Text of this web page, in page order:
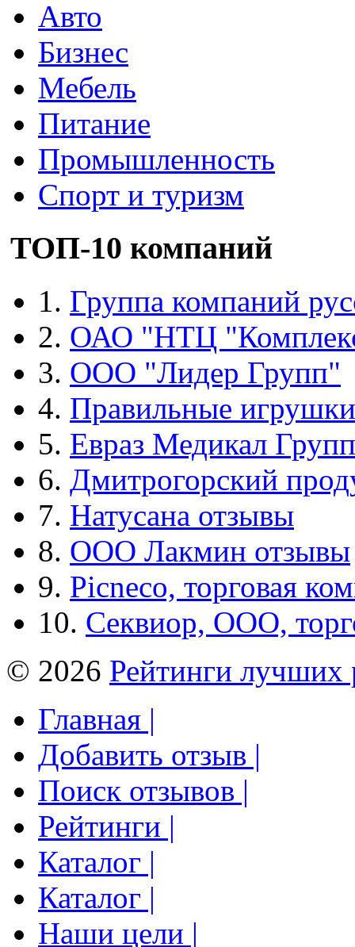
Авто
Бизнес
Мебель
Питание
Промышленность
Спорт и туризм
ТОП-10 компаний
1. Группа компаний
2. ОАО "НТЦ
3. ООО "Лидер Групп"
4. Правильные игрушки
5. Евраз Медикал Групп
6. Дмитрогорский
7. Натусана отзывы
8. ООО Лакмин отзывы
9. Picneco, торговая
10. Секвиор, ООО,
© 2026 Рейтинги лучших
Главная |
Добавить отзыв |
Поиск отзывов |
Рейтинги |
Каталог |
Каталог |
Наши цели |